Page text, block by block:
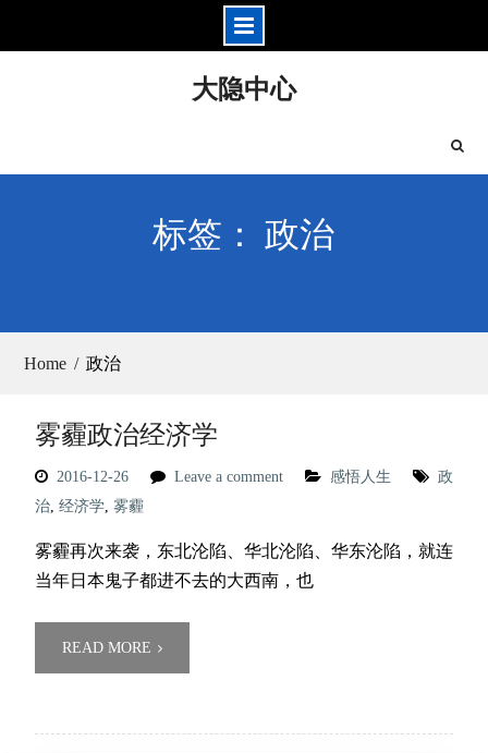
大隐中心
标签： 政治
Home 政治
雾霾政治经济学
2016-12-26 Leave a comment 感悟人生
政
治, 经济学, 雾霾
雾霾再次来袭，东北沦陷、华北沦陷、华东沦陷，就连
当年日本鬼子都进不去的大西南，也
READ MORE